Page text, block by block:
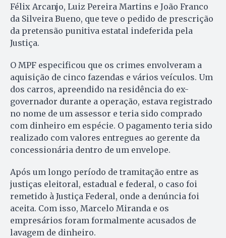
Félix Arcanjo, Luiz Pereira Martins e João Franco
da Silveira Bueno, que teve o pedido de prescrição
da pretensão punitiva estatal indeferida pela
Justiça.
O MPF especificou que os crimes envolveram a
aquisição de cinco fazendas e vários veículos. Um
dos carros, apreendido na residência do ex-
governador durante a operação, estava registrado
no nome de um assessor e teria sido comprado
com dinheiro em espécie. O pagamento teria sido
realizado com valores entregues ao gerente da
concessionária dentro de um envelope.
Após um longo período de tramitação entre as
justiças eleitoral, estadual e federal, o caso foi
remetido à Justiça Federal, onde a denúncia foi
aceita. Com isso, Marcelo Miranda e os
empresários foram formalmente acusados de
lavagem de dinheiro.